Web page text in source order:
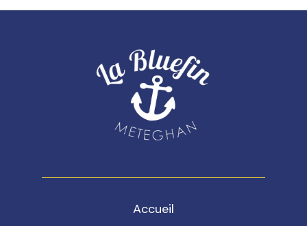
Accueil